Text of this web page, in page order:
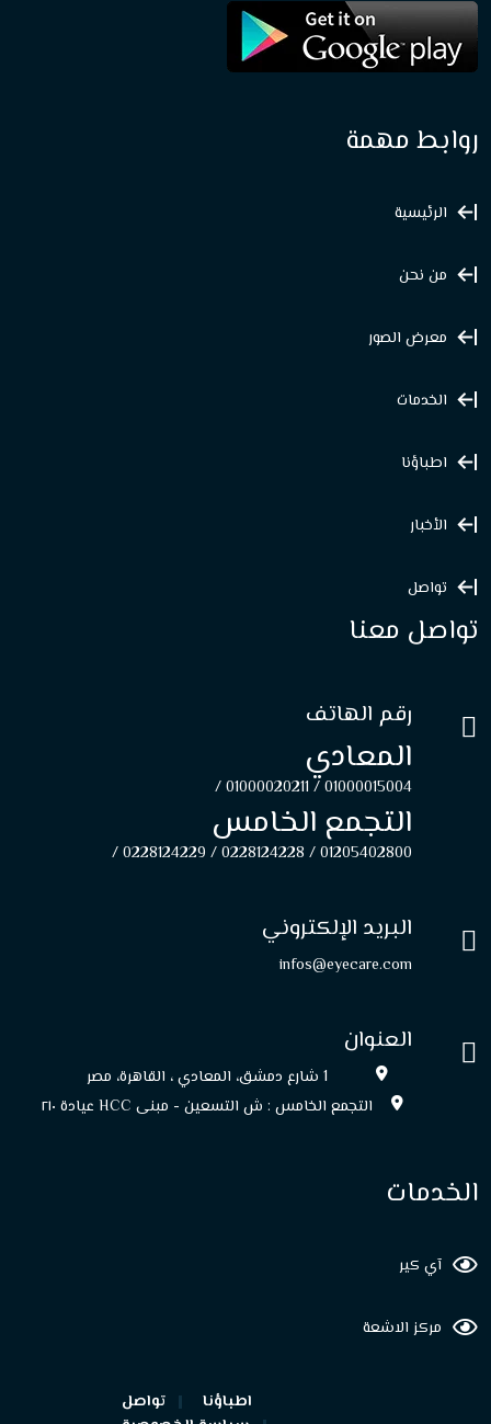
روابط مهمة
الرئيسية
من نحن
معرض الصور
الخدمات
اطباؤنا
الأخبار
تواصل
تواصل معنا
رقم الهاتف
المعادي
01000015004 /
01000020211 /
التجمع الخامس
01205402800 /
0228124228 /
0228124229 /
البريد الإلكتروني
infos@eyecare.com
العنوان
1 شارع دمشق، المعادي ، القاهرة، مصر
التجمع الخامس : ش التسعين - مبنى HCC عيادة ۲۱۰
الخدمات
آي كير
مركز الاشعة
اطباؤنا
تواصل